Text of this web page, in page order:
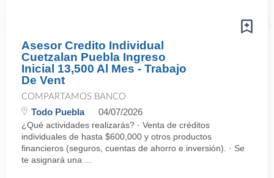
Asesor Credito Individual
Cuetzalan Puebla Ingreso
Inicial 13,500 Al Mes - Trabajo
De Vent
COMPARTAMOS BANCO
Todo Puebla 04/07/2026
¿Qué actividades realizarás? · Venta de créditos
individuales de hasta $600,000 y otros productos
financieros (seguros, cuentas de ahorro e inversión). · Se
te asignará una ...